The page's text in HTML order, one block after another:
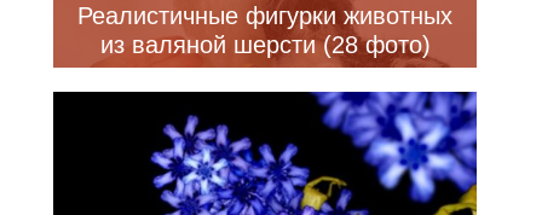
Реалистичные фигурки животных
из валяной шерсти (28 фото)